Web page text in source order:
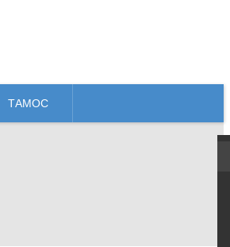
ТАМОС